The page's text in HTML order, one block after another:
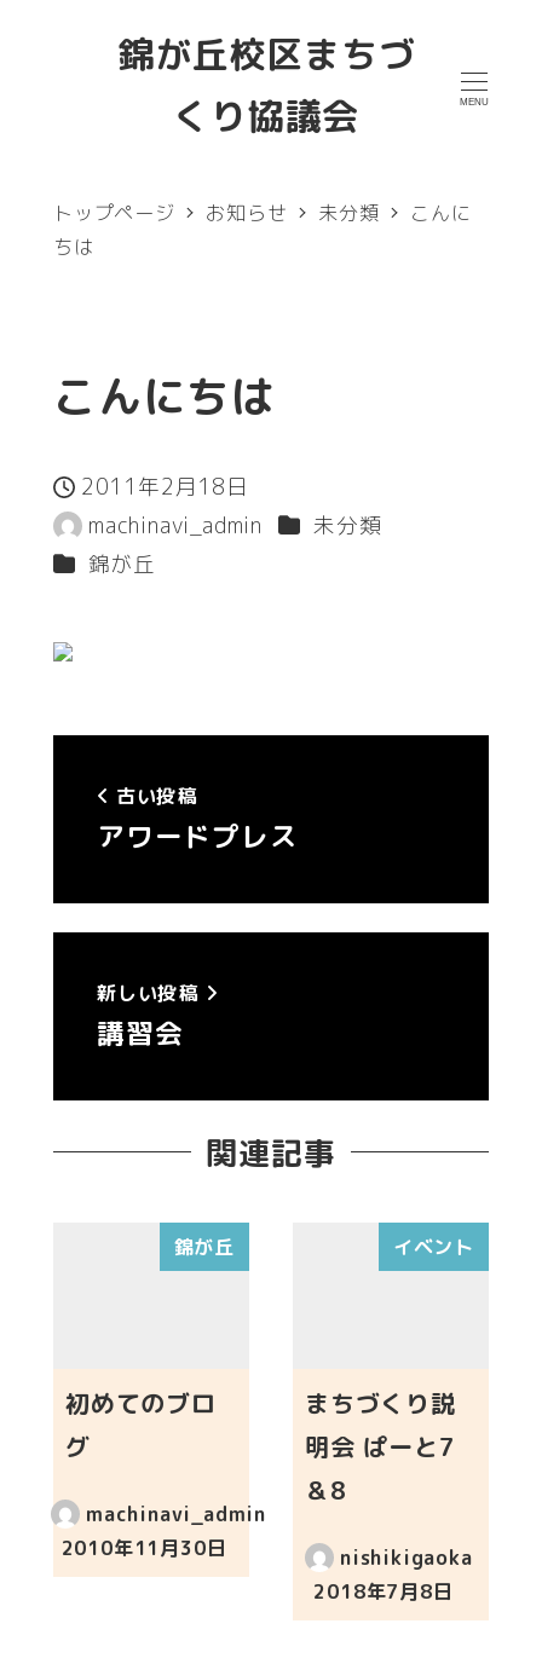
錦が丘校区まちづ
くり協議会
MENU
トップページ お知らせ 未分類
こんに
ちは
こんにちは
投稿日
2011年2月18日
著
者
machinavi_admin カテゴリー
未分類
カテゴリー
錦が丘
古い投稿
アワードプレス
新しい投稿
講習会
関連記事
錦が丘
初めてのブロ
グ
machinavi_admin
投稿日
2010年11月30日
イベント
まちづくり説
明会 ぱーと7
＆8
nishikigaoka
投稿日
2018年7月8日